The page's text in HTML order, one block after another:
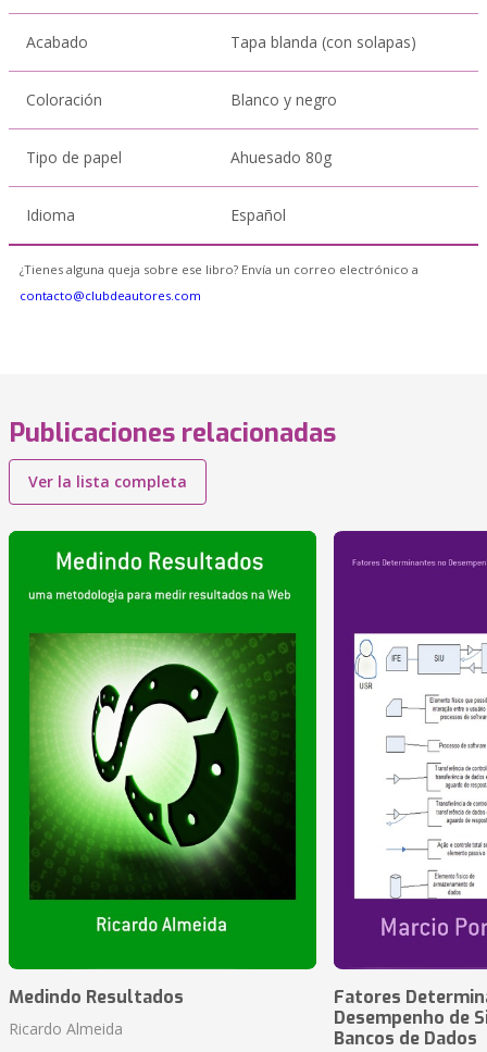
Acabado Tapa blanda (con solapas)
Coloración Blanco y negro
Tipo de papel Ahuesado 80g
Idioma Español
¿Tienes alguna queja sobre ese libro? Envía un correo electrónico a
contacto@clubdeautores.com
Publicaciones relacionadas
Ver la lista completa
Medindo Resultados
Ricardo Almeida
Fatores
Desempenho de
Bancos de Dados